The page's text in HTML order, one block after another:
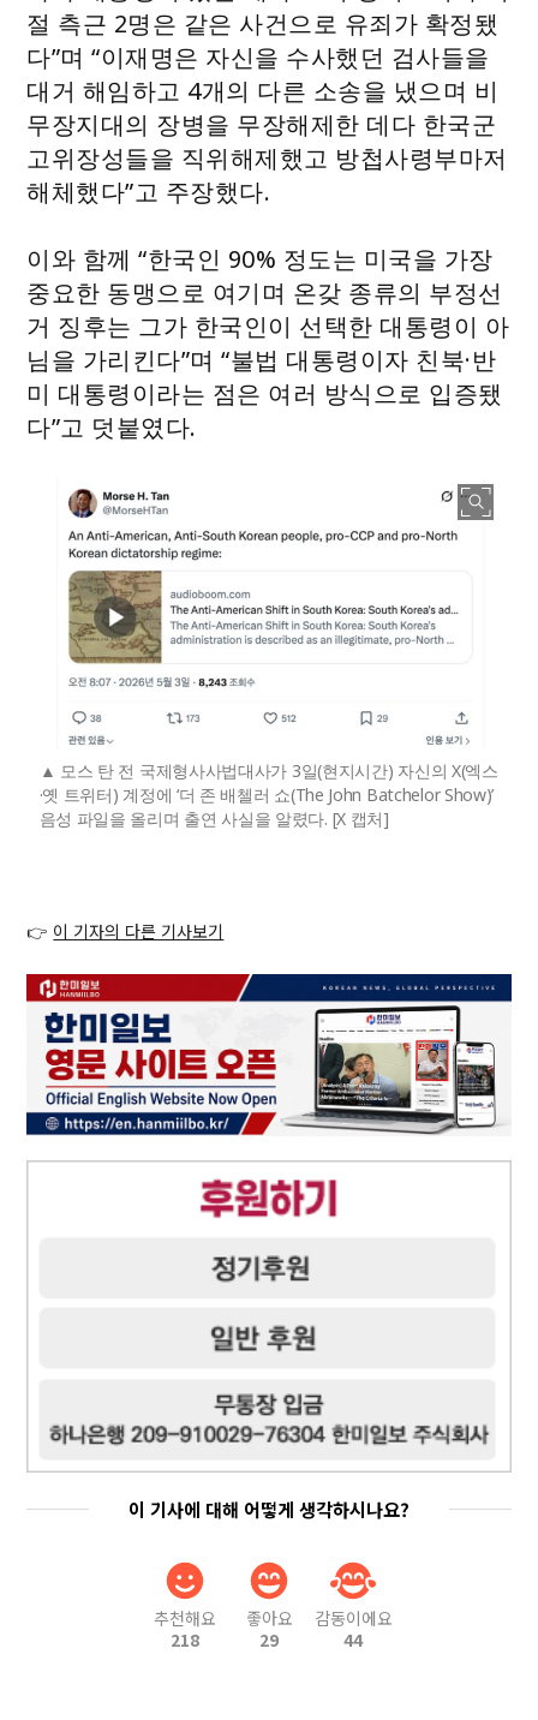
절 측근 2명은 같은 사건으로 유죄가 확정됐
다”며 “이재명은 자신을 수사했던 검사들을
대거 해임하고 4개의 다른 소송을 냈으며 비
무장지대의 장병을 무장해제한 데다 한국군
고위장성들을 직위해제했고 방첩사령부마저
해체했다”고 주장했다.
이와 함께 “한국인 90% 정도는 미국을 가장
중요한 동맹으로 여기며 온갖 종류의 부정선
거 징후는 그가 한국인이 선택한 대통령이 아
님을 가리킨다”며 “불법 대통령이자 친북·반
미 대통령이라는 점은 여러 방식으로 입증됐
다”고 덧붙였다.
모스 탄 전 국제형사사법대사가 3일(현지시간) 자신의 X(엑스
·옛 트위터) 계정에 ‘더 존 배첼러 쇼(The John Batchelor Show)’
음성 파일을 올리며 출연 사실을 알렸다. [X 캡처]
👉 이 기자의 다른 기사보기
이 기사에 대해 어떻게 생각하시나요?
추천해요
218
좋아요
29
감동이에요
44